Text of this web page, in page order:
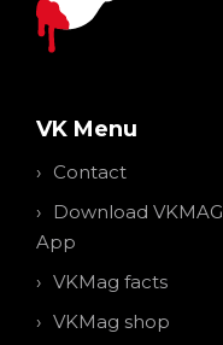
VK Menu
Contact
Download VKMAG
App
VKMag facts
VKMag shop